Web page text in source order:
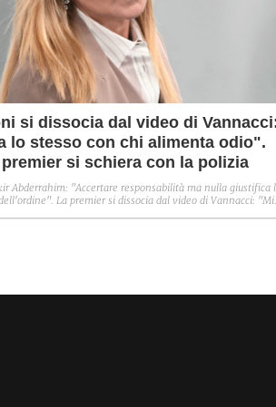
si dissocia dal video di
lo stesso con chi alimenta odio".
si schiera con la polizia
Abderrahim: "Accertare responsabilità ma nulla giustifica
La premier si dissocia dal video di Vannacci: "Mi